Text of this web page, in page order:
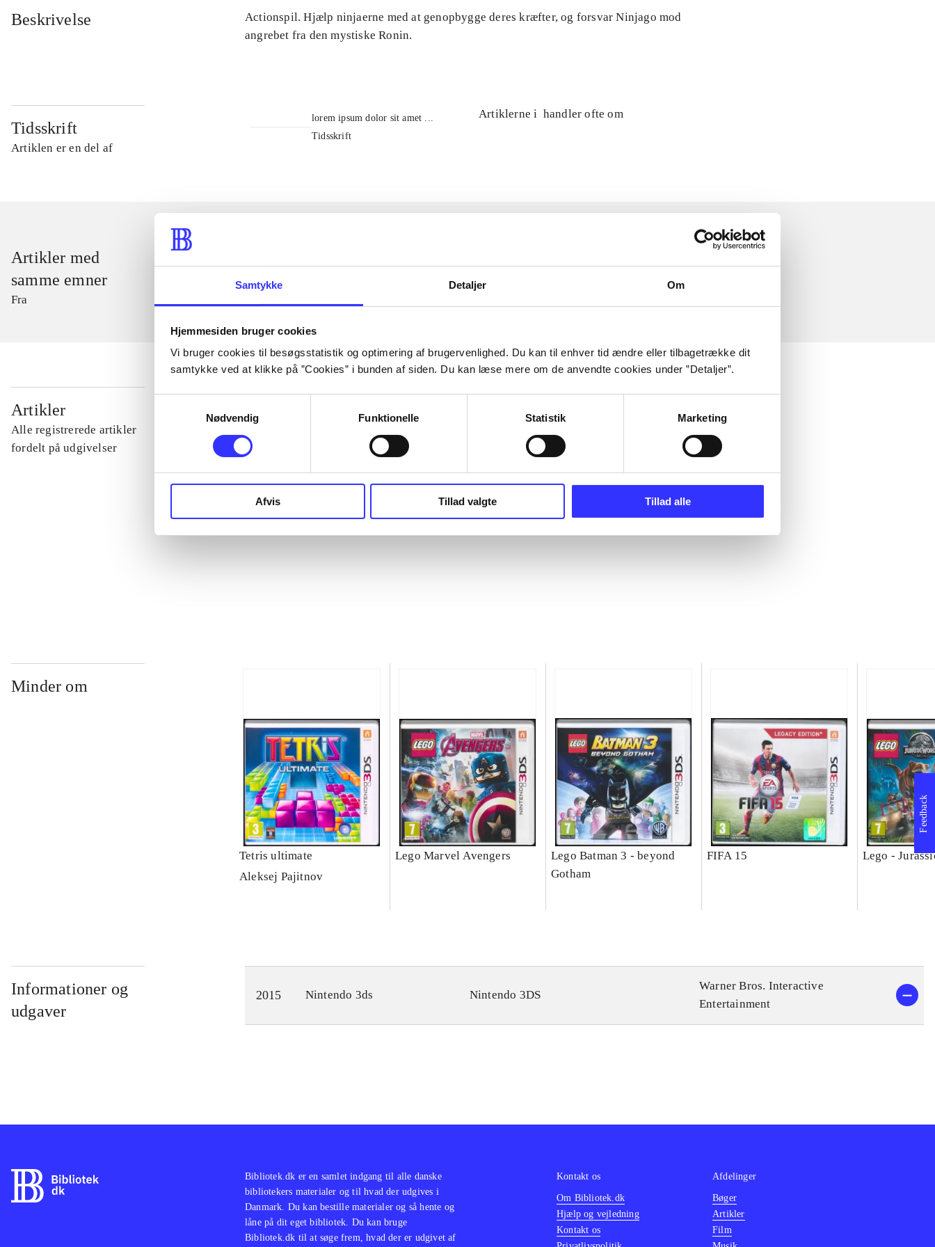
Samtykke Detaljer Om
Hjemmesiden bruger cookies
Vi bruger cookies til besøgsstatistik og optimering af brugervenlighed. Du kan til enhver tid ændre eller tilbagetrække dit
samtykke ved at klikke på ”Cookies” i bunden af siden. Du kan læse mere om de anvendte cookies under ”Detaljer”.
Nødvendig
Funktionelle Statistik Marketing
Afvis Tillad valgte Tillad alle
Beskrivelse
Actionspil. Hjælp ninjaerne med at genopbygge deres kræfter, og forsvar Ninjago mod
angrebet fra den mystiske Ronin.
Tidsskrift
Artiklen er en del af
lorem ipsum dolor sit amet ...
Tidsskrift
Artiklerne i handler ofte om
Artikler med
samme emner
Fra
Artikler
Alle registrerede artikler
fordelt på udgivelser
...
...
Minder om
Tetris ultimate
Aleksej Pajitnov
Lego Marvel Avengers
Lego Batman 3 - beyond
Gotham
FIFA 15 Lego -
Informationer og
udgaver
2015 Nintendo 3ds Nintendo 3DS
Warner Bros. Interactive
Entertainment
Feedback
Bibliotek.dk er en samlet indgang til alle danske
bibliotekers materialer og til hvad der udgives i
Danmark. Du kan bestille materialer og så hente og
låne på dit eget bibliotek. Du kan bruge
Bibliotek.dk til at søge frem, hvad der er udgivet af
Kontakt os
Om Bibliotek.dk
Hjælp og vejledning
Kontakt os
Afdelinger
Bøger
Artikler
Film